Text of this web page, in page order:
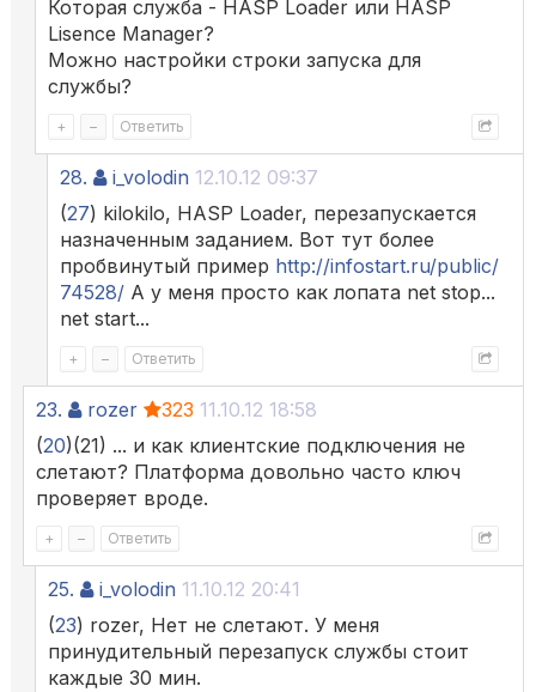
Которая служба - HASP Loader или HASP
Lisence Manager?
Можно настройки строки запуска для
службы?
+ – Ответить
28. i_volodin 12.10.12 09:37
(27) kilokilo, HASP Loader, перезапускается
назначенным заданием. Вот тут более
пробвинутый пример http://infostart.ru/public/
74528/ А у меня просто как лопата net stop...
net start...
+ – Ответить
23. rozer 323 11.10.12 18:58
(20)(21) ... и как клиентские подключения не
слетают? Платформа довольно часто ключ
проверяет вроде.
+ – Ответить
25. i_volodin 11.10.12 20:41
(23) rozer, Нет не слетают. У меня
принудительный перезапуск службы стоит
каждые 30 мин.